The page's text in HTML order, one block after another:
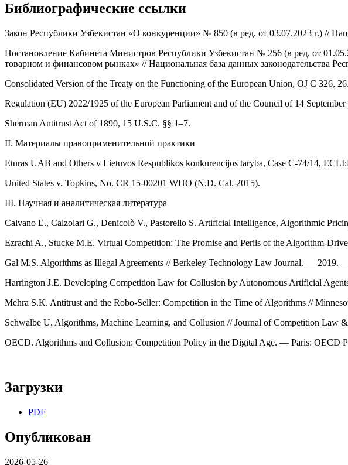
Библиографические ссылки
Закон Республики Узбекистан «О конкуренции» № 850 (в ред. от 03.07.2023 г.) //
Постановление Кабинета Министров Республики Узбекистан № 256 (в ред. от
товарном и финансовом рынках» // Национальная база данных законодательства
Consolidated Version of the Treaty on the Functioning of the European Union, OJ C 326,
Regulation (EU) 2022/1925 of the European Parliament and of the Council of 14
Sherman Antitrust Act of 1890, 15 U.S.C. §§ 1–7.
II. Материалы правоприменительной практики
Eturas UAB and Others v Lietuvos Respublikos konkurencijos taryba, Case C-74/14,
United States v. Topkins, No. CR 15-00201 WHO (N.D. Cal. 2015).
III. Научная и аналитическая литература
Calvano E., Calzolari G., Denicolò V., Pastorello S. Artificial Intelligence, Algorithmic
Ezrachi A., Stucke M.E. Virtual Competition: The Promise and Perils of the Algorithm-
Gal M.S. Algorithms as Illegal Agreements // Berkeley Technology Law Journal. — 2019.
Harrington J.E. Developing Competition Law for Collusion by Autonomous Artificial
Mehra S.K. Antitrust and the Robo-Seller: Competition in the Time of Algorithms //
Schwalbe U. Algorithms, Machine Learning, and Collusion // Journal of Competition
OECD. Algorithms and Collusion: Competition Policy in the Digital Age. — Paris: OECD
Загрузки
PDF
Опубликован
2026-05-26